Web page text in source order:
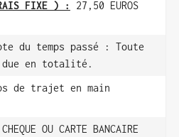
FIXE ) :
27,50 EUROS
du temps passé : Toute
due en totalité.
de trajet en main
CHEQUE OU CARTE BANCAIRE